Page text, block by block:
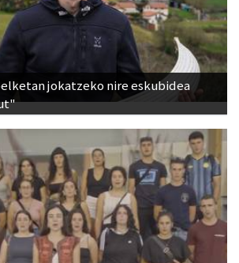
jokatzeko nire eskubidea